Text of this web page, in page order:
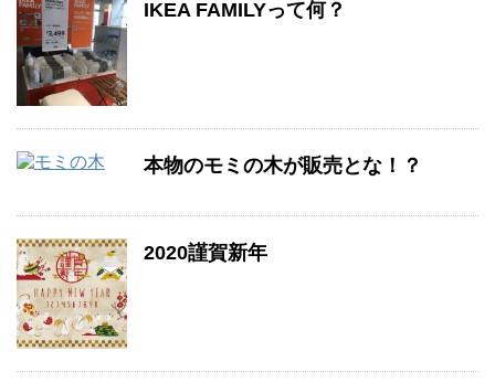
IKEA FAMILYって何？
本物のモミの木が販売とな！？
2020謹賀新年